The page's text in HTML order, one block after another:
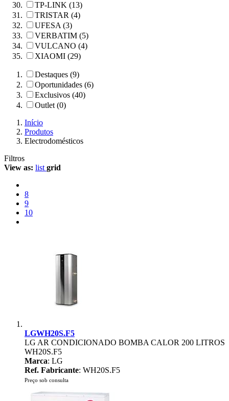
TP-LINK (13)
TRISTAR (4)
UFESA (3)
VERBATIM (5)
VULCANO (4)
XIAOMI (29)
Destaques (9)
Oportunidades (6)
Exclusivos (40)
Outlet (0)
Início
Produtos
Electrodomésticos
Filtros
View as: list grid
8
9
10
LGWH20S.F5
LG AR CONDICIONADO BOMBA CALOR 200 LITROS
WH20S.F5
Marca: LG
Ref. Fabricante: WH20S.F5
Preço sob consulta